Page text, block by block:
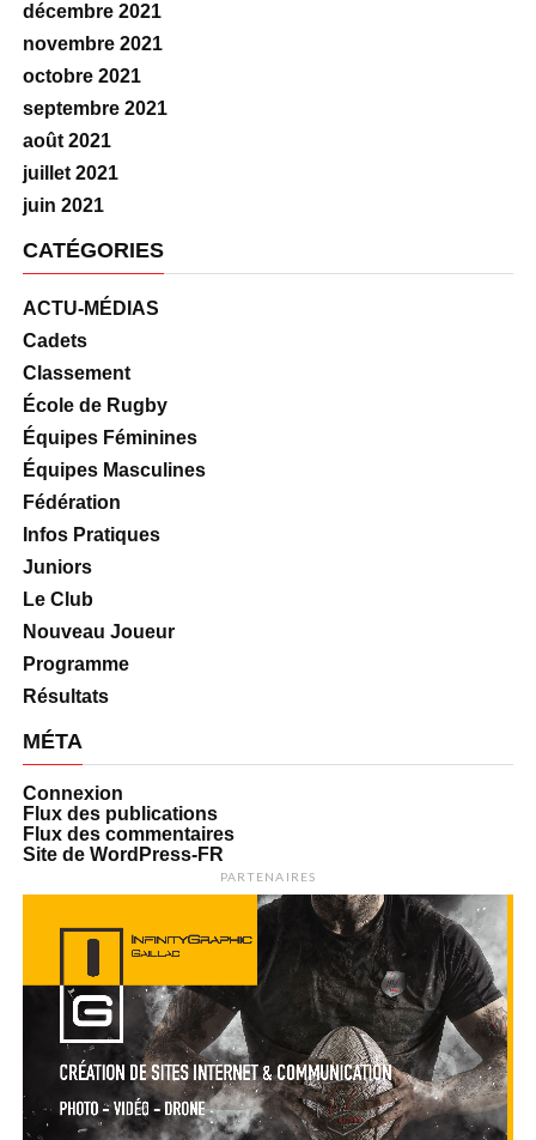
décembre 2021
novembre 2021
octobre 2021
septembre 2021
août 2021
juillet 2021
juin 2021
CATÉGORIES
ACTU-MÉDIAS
Cadets
Classement
École de Rugby
Équipes Féminines
Équipes Masculines
Fédération
Infos Pratiques
Juniors
Le Club
Nouveau Joueur
Programme
Résultats
MÉTA
Connexion
Flux des publications
Flux des commentaires
Site de WordPress-FR
PARTENAIRES